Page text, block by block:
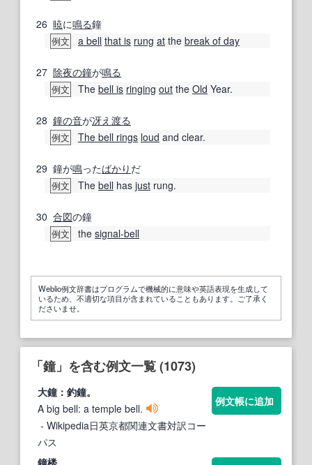
26 暁に鳴る鐘
例文 a bell that is rung at the break of day
27 除夜の鐘が鳴る
例文 The bell is ringing out the Old Year.
28 鐘の音が冴え渡る
例文 The bell rings loud and clear.
29 鐘が鳴ったばかり だ
例文 The bell has just rung.
30 合図の鐘
例文 the signal-bell
Weblio例文辞書はプログラムで機械的に意味や英語表現を生成して
いるため、不適切な項目が含まれていることもあります。ご了承く
ださいませ。
「鐘」を含む例文一覧 (1073)
大鐘 ：釣鐘。
A big bell: a temple bell.
- Wikipedia日英京都関連文書対訳コー
パス
例文帳に追加
鐘楼